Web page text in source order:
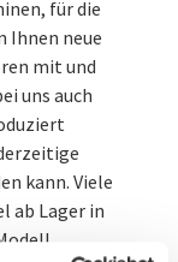
für die
Ihnen neue
mit und
uns auch
kann. Viele
ab Lager in